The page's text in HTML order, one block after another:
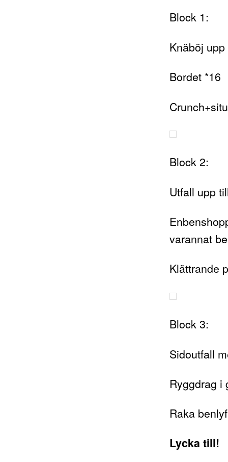
Block 1:
Knäböj
Bordet *16
Block 2:
Utfall upp
varannat
Klättrande
Block 3:
Sidoutfall
Ryggdrag i
Raka
Lycka till!